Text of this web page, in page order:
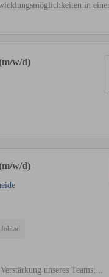
in
w/d)
w/d)
Jobrad
unseres Teams;...